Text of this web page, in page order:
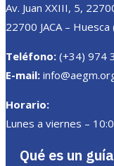
Av. Juan XXIII, 5,
22700 JACA – Huesca
Teléfono: (+34) 974
E-mail:
Horario:
Lunes a viernes –
Qué es un guía